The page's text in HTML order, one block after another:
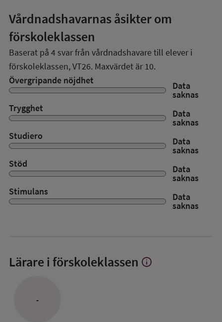
Vårdnadshavarnas åsikter om
förskoleklassen
Baserat på 4 svar från vårdnadshavare till elever i
förskoleklassen,VT26. Maxvärdet är 10.
Övergripande nöjdhet
Data
saknas
Trygghet
Data
saknas
Studiero
Data
saknas
Stöd
Data
saknas
Stimulans
Data
saknas
Lärare i förskoleklassen Visa
info
-